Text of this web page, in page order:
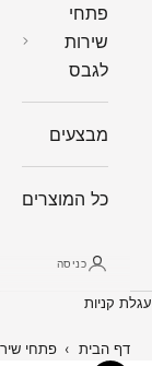
פתחי
שירות
לגבס
מבצעים
כל המוצרים
כניסה
עגלת קניות
דף הבית › פתחי